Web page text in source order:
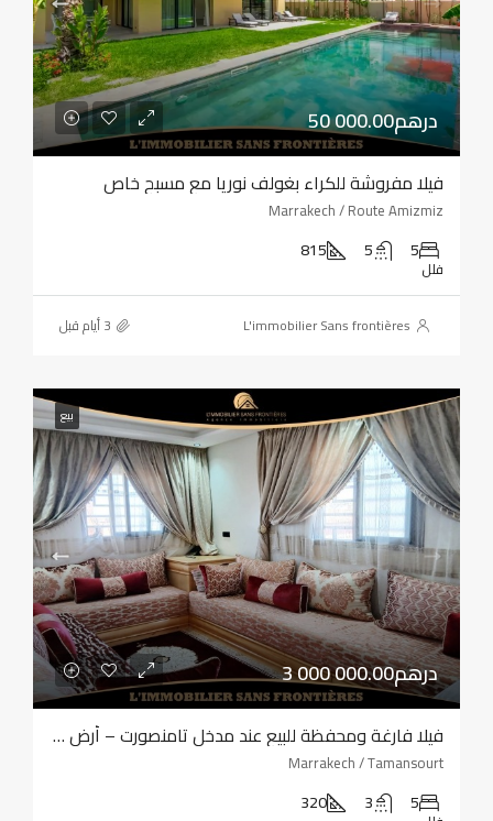
50 000.00درهم
فيلا مفروشة للكراء بغولف نوريا مع مسبح خاص
Marrakech / Route Amizmiz
5
5
815
فلل
L'immobilier Sans frontières
بيع
3 000 000.00درهم
فيلا فارغة ومحفظة للبيع عند مدخل تامنصورت – أرض بمساحة 320 مترًا مربعًا – أربع واجهات
Marrakech / Tamansourt
5
3
320